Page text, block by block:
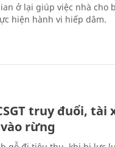
ở lại giúp việc nhà cho
hiện hành vi hiếp dâm.
truy đuổi, tài
rừng